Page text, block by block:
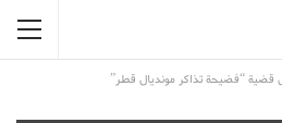
“فضيحة تذاكر مونديال قطر”